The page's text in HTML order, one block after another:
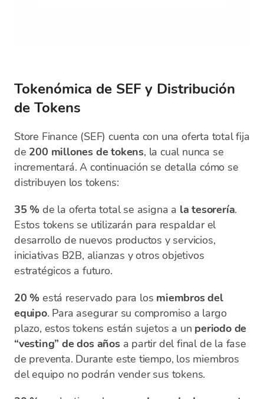
Tokenómica de SEF y Distribución
de Tokens
Store Finance (SEF) cuenta con una oferta total fija
de 200 millones de tokens, la cual nunca se
incrementará. A continuación se detalla cómo se
distribuyen los tokens:
35 % de la oferta total se asigna a la tesorería.
Estos tokens se utilizarán para respaldar el
desarrollo de nuevos productos y servicios,
iniciativas B2B, alianzas y otros objetivos
estratégicos a futuro.
20 % está reservado para los miembros del
equipo. Para asegurar su compromiso a largo
plazo, estos tokens están sujetos a un periodo de
“vesting” de dos años a partir del final de la fase
de preventa. Durante este tiempo, los miembros
del equipo no podrán vender sus tokens.